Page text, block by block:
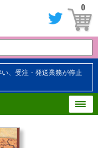
0
、受注・発送業務が停止